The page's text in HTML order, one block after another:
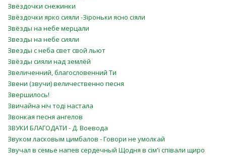
Звёздочки снежинки
Звёздочки ярко сияли -Зіроньки ясно сіяли
Звёзды на небе мерцали
Звезды на небе сияли
Звезды с неба свет свой льют
Звёзды сияли над землёй
Звеличенний, благословенний Ти
Звени (звучи) величественно песня
Звершилось!
Звичайна ніч тоді настала
Звонкая песня ангелов
ЗВУКИ БЛАГОДАТИ - Д. Воевода
Звуком ласковым цимбалов - Говори не умолкай
Звучал в семье напев сердечный Щодня в сім'ї співали щиро